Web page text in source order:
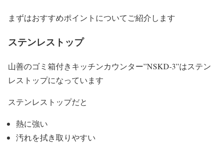
まずはおすすめポイントについてご紹介します
ステンレストップ
山善のゴミ箱付きキッチンカウンター”NSKD-3”はステン
レストップになっています
ステンレストップだと
熱に強い
汚れを拭き取りやすい